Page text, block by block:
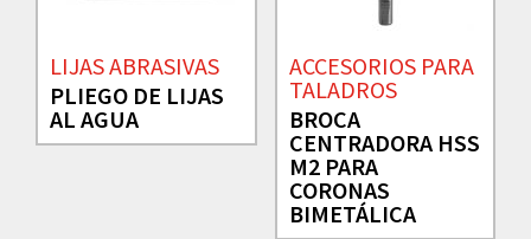
LIJAS ABRASIVAS
PLIEGO DE LIJAS
AL AGUA
ACCESORIOS PARA
TALADROS
BROCA
CENTRADORA HSS
M2 PARA
CORONAS
BIMETÁLICA